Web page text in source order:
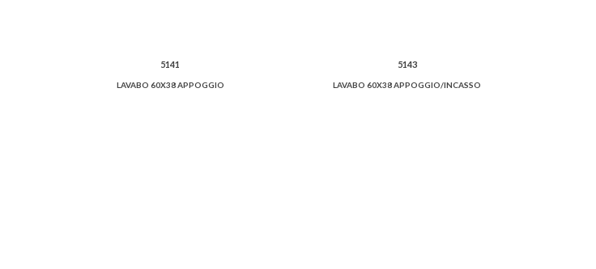
5141
LAVABO 60X38 APPOGGIO
5143
LAVABO 60X38 APPOGGIO/INCASSO